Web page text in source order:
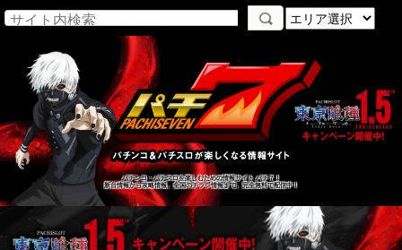
パチンコ・パチスロを楽しむための情報サイト パチ７！
新台情報から攻略情報、全国のチラシ情報まで、完全無料で配信中！